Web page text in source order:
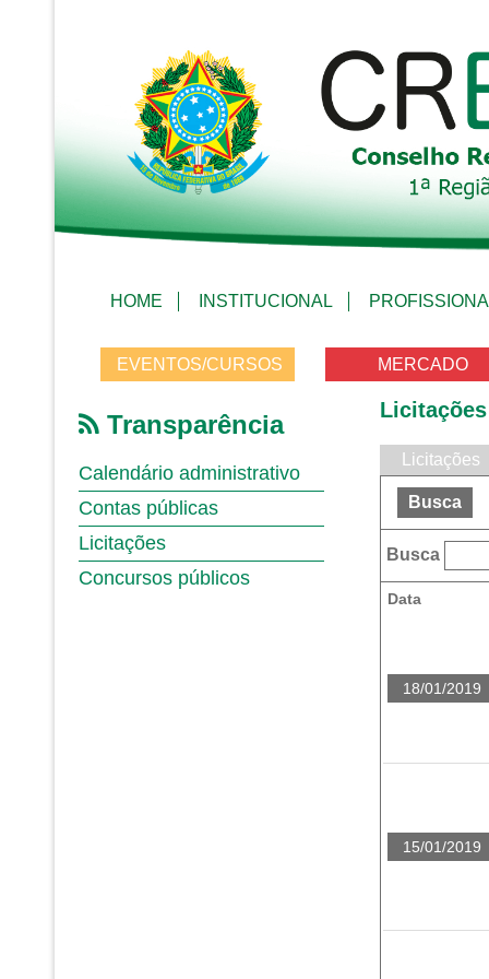
HOME INSTITUCIONAL
EVENTOS/CURSOS MERCADO
Transparência
Calendário administrativo
Contas públicas
Licitações
Concursos públicos
Licitações
Licitações
Busca
Busca
Data
18/01/2019
15/01/2019